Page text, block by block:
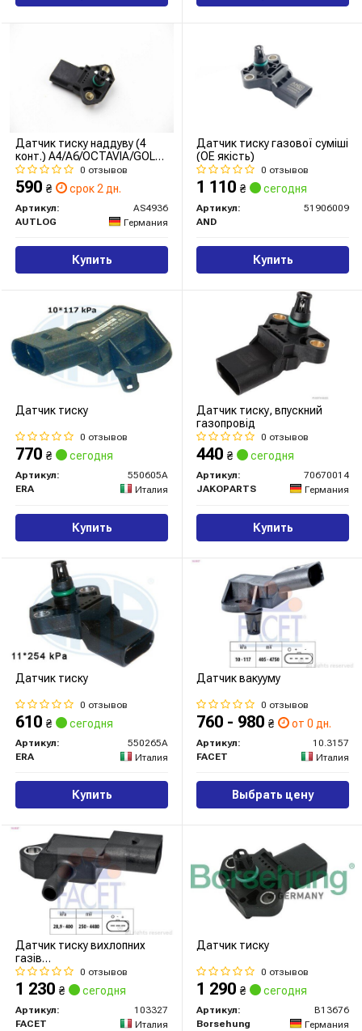
Датчик тиску наддуву (4
конт.) A4/A6/OCTAVIA/GOLF
V 1.4/1.8/2.0 96-0 отзывов
590 ₴ срок 2 дн.
Артикул:
AS4936
AUTLOG
Германия
Купить
Датчик тиску газової суміші
(OE якість)
0 отзывов
1 110 ₴ сегодня
Артикул:
51906009
AND
Купить
Датчик тиску
0 отзывов
770 ₴ сегодня
Артикул:
550605A
ERA
Италия
Купить
Датчик тиску, впускний
газопровід
0 отзывов
440 ₴ сегодня
Артикул:
70670014
JAKOPARTS
Германия
Купить
Датчик тиску
0 отзывов
610 ₴ сегодня
Артикул:
550265A
ERA
Италия
Купить
Датчик вакууму
0 отзывов
760 - 980 ₴ от 0 дн.
Артикул:
10.3157
FACET
Италия
Выбрать цену
Датчик тиску вихлопних
газів
Golf/Passat/Caddy/T6/Crafter
1.6/2.0TDI 12- (10.3327)
Facet
0 отзывов
1 230 ₴ сегодня
Артикул:
103327
FACET
Италия
Датчик тиску
0 отзывов
1 290 ₴ сегодня
Артикул:
B13676
Borsehung
Германия